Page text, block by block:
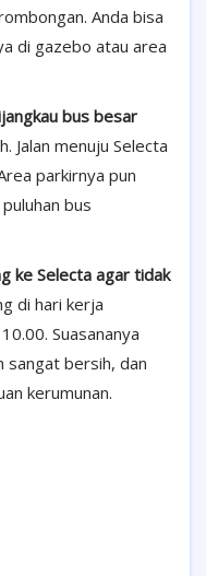
Anda bisa
di gazebo atau area
bus besar
Jalan menuju Selecta
parkirnya pun
bus
ke Selecta agar tidak
di hari kerja
Suasananya
sangat bersih, dan
kerumunan.